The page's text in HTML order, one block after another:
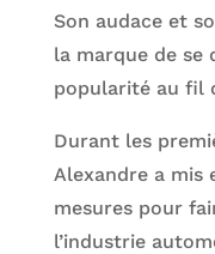
Son audace et
la marque de se
popularité au fil
Durant les
Alexandre a mis
mesures pour
l’industrie